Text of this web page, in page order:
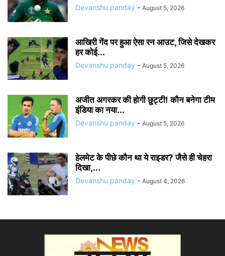
Devanshu panday - August 5, 2026
आखिरी गेंद पर हुआ ऐसा रन आउट, जिसे देखकर
हर कोई...
Devanshu panday - August 5, 2026
अजीत अगरकर की होगी छुट्टी! कौन बनेगा टीम
इंडिया का नया...
Devanshu panday - August 5, 2026
हेलमेट के पीछे कौन था ये राइडर? जैसे ही चेहरा
दिखा,...
Devanshu panday - August 4, 2026